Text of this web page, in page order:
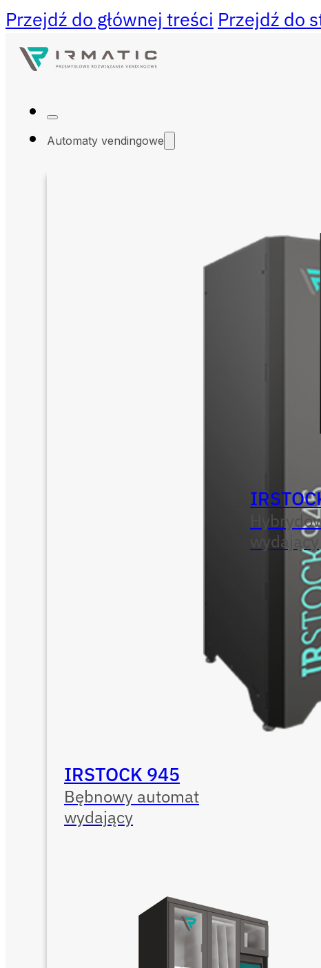
Przejdź do głównej treści Przejdź do
Automaty vendingowe
IRSTOCK 945
Bębnowy automat
wydający
wydający